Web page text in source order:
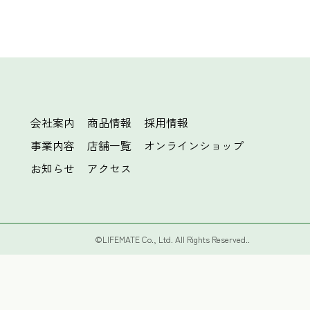
会社案内
事業内容
お知らせ
商品情報
店舗一覧
アクセス
採用情報
オンラインショップ
©LIFEMATE Co., Ltd. All Rights Reserved..